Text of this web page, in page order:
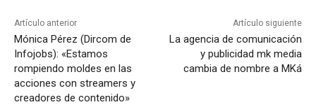
Artículo anterior
Mónica Pérez (Dircom de
Infojobs): «Estamos
rompiendo moldes en las
acciones con streamers y
creadores de contenido»
Artículo siguiente
La agencia de comunicación
y publicidad mk media
cambia de nombre a MKá